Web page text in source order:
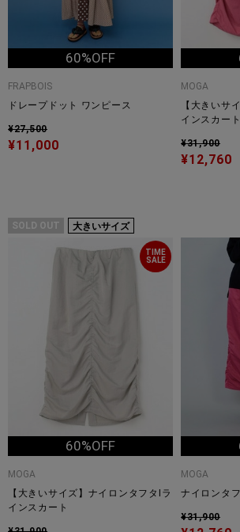
60%OFF
FRAPBOIS
ドレープドット ワンピース
¥27,500
¥11,000
MOGA
【大きいサ
インスカート
¥31,900
¥12,760
SOLD OUT 大きいサイズ
TIME
SALE
60%OFF
MOGA
【大きいサイズ】ナイロンタフタIラ
インスカート
MOGA
ナイロンタ
¥31,900